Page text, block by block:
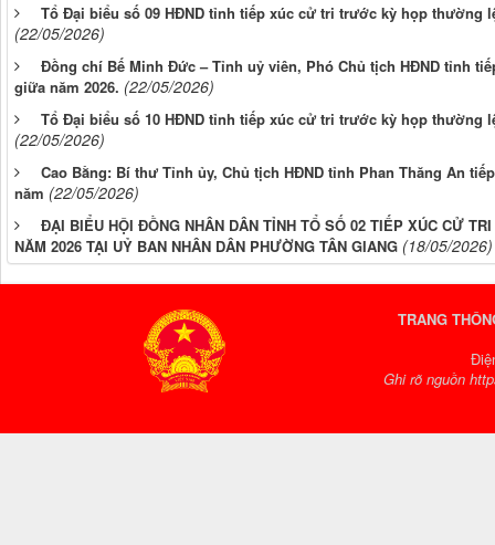
Tổ Đại biểu số 09 HĐND tỉnh tiếp xúc cử tri trước kỳ họp thường
(22/05/2026)
Đồng chí Bế Minh Đức – Tỉnh uỷ viên, Phó Chủ tịch HĐND tỉnh
giữa năm 2026. (22/05/2026)
Tổ Đại biểu số 10 HĐND tỉnh tiếp xúc cử tri trước kỳ họp thường
(22/05/2026)
Cao Bằng: Bí thư Tỉnh ủy, Chủ tịch HĐND tỉnh Phan Thăng An
năm (22/05/2026)
ĐẠI BIỂU HỘI ĐỒNG NHÂN DÂN TỈNH TỔ SỐ 02 TIẾP XÚC CỬ
NĂM 2026 TẠI UỶ BAN NHÂN DÂN PHƯỜNG TÂN GIANG (18/05/2026)
TRANG
Ghi rõ nguồn